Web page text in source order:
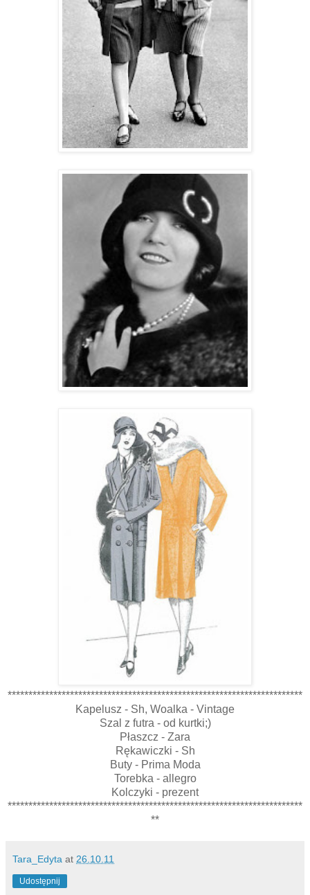
***********************************************************************
Kapelusz - Sh, Woalka - Vintage
Szal z futra - od kurtki;)
Płaszcz - Zara
Rękawiczki - Sh
Buty - Prima Moda
Torebka - allegro
Kolczyki - prezent
***********************************************************************
**
Tara_Edyta at 26.10.11
Udostępnij